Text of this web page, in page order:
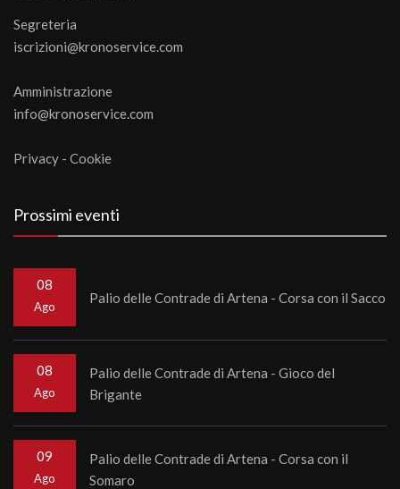
Segreteria
iscrizioni@kronoservice.com
Amministrazione
info@kronoservice.com
Privacy - Cookie
Prossimi eventi
08
Ago
Palio delle Contrade di Artena - Corsa con il Sacco
08
Ago
Palio delle Contrade di Artena - Gioco del
Brigante
09
Ago
Palio delle Contrade di Artena - Corsa con il
Somaro